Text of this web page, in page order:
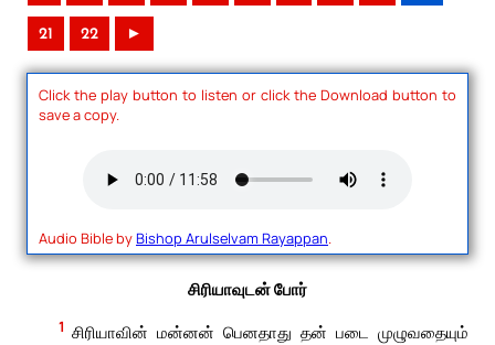
21 22 ►
Click the play button to listen or click the Download button to
save a copy.
Audio Bible byBishop Arulselvam Rayappan.
சிரியாவுடன் போர்
1 சிரியாவின் மன்னன் பெனதாது தன் படை முழுவதையும்